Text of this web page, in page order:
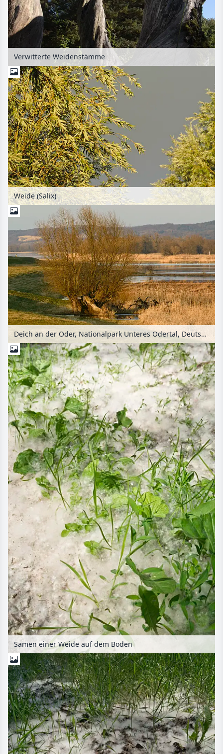
Verwitterte Weidenstämme
Weide (Salix)
Deich an der Oder, Nationalpark Unteres Odertal, Deutschland
Samen einer Weide auf dem Boden